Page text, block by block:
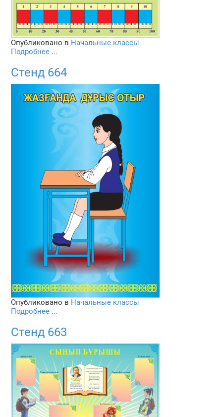
Опубликовано в Начальные классы
Подробнее ...
Стенд 664
Опубликовано в Начальные классы
Подробнее ...
Стенд 663